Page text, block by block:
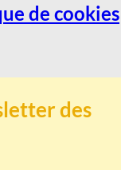
de cookies
des